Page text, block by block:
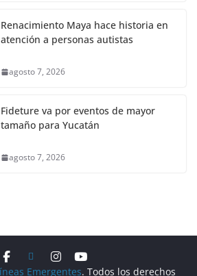
Renacimiento Maya hace historia en
atención a personas autistas
agosto 7, 2026
Fideture va por eventos de mayor
tamaño para Yucatán
agosto 7, 2026
Emergentes. Todos los derechos